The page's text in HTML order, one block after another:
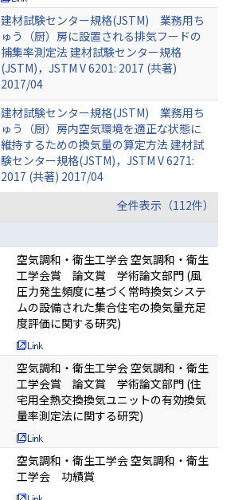
建材試験センター規格(JSTM) 業務用ち
ゅう（厨）房に設置される排気フードの
捕集率測定法 建材試験センター規格
(JSTM)，JSTM V 6201: 2017 (共著)
2017/04
建材試験センター規格(JSTM) 業務用ち
ゅう（厨）房内空気環境を適正な状態に
維持するための換気量の算定方法 建材試
験センター規格(JSTM)，JSTM V 6271:
2017 (共著) 2017/04
全件表示（112件）
空気調和・衛生工学会 空気調和・衛生
工学会賞 論文賞 学術論文部門 (風
圧力発生頻度に基づく常時換気システ
ムの設備された集合住宅の換気量充足
度評価に関する研究)
空気調和・衛生工学会 空気調和・衛生
工学会賞 論文賞 学術論文部門 (住
宅用全熱交換換気ユニットの有効換気
量率測定法に関する研究)
空気調和・衛生工学会 空気調和・衛生
工学会 功績賞